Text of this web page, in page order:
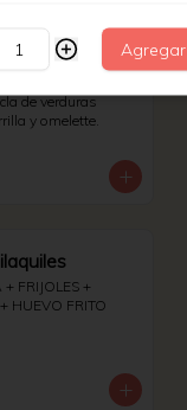
verduras
de verduras
y omelette.
FRIJOLES +
HUEVO FRITO
Agregar